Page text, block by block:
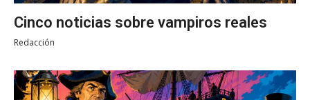
Cinco noticias sobre vampiros reales
Redacción